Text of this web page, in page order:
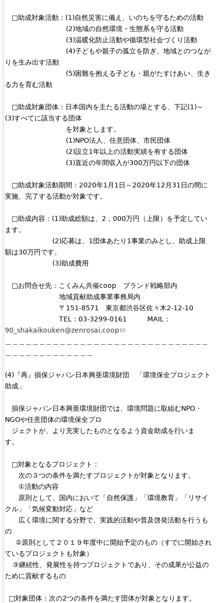
□助成対象活動：(1)自然災害に備え、いのちを守るための活動
(2)地域の自然環境・生態系を守る活動
(3)温暖化防止活動や循環型社会づくり活動
(4)子どもや親子の孤立を防ぎ、地域とのつなが
りを生み出す活動
(5)困難を抱える子ども・親がたすけあい、生き
る力を育む活動
□助成対象団体：日本国内を主たる活動の場とする、下記(1)～
(3)すべてに該当する団体
を対象とします。
(1)NPO法人、任意団体、市民団体
(2)設立1年以上の活動実績を有する団体
(3)直近の年間収入が300万円以下の団体
□助成対象活動期間：2020年1月1日～2020年12月31日の間に
実施、完了する活動が対象です。
□助成内容：(1)助成総額は、2，000万円（上限）を予定してい
ます。
(2)応募は、1団体あたり1事業のみとし、助成上限
額は30万円です。
(3)助成費用
□お問合せ先：こくみん共催coop ブランド戦略部内
地域貢献助成事業事務局内
〒151-8571 東京都渋谷区佐々木2-12-10
TEL：03-3299-0161 MAIL：
90_shakaikouken@zenrosai.coop(
k
n
s
a
l
(4)『再』損保ジャパン日本興亜環境財団 「環境保全プロジェクト
助成」
損保ジャパン日本興亜環境財団では、環境問題に取組むNPO・
NGOや任意団体の環境保全プロ
ジェクトが、より充実したものとなるよう資金助成を行いま
す。
□対象となるプロジェクト：
次の３つの条件を満たすプロジェクトが対象となります。
①活動の内容
原則として、国内において「自然保護」「環境教育」「リサイ
クル」「気候変動対応」など
広く環境に関する分野で、実践的活動や普及啓発活動を行うも
の
②原則として２０１９年度中に開始予定のもの（すでに開始され
ているプロジェクトも対象）
③継続性、発展性を持つプロジェクトであり、その成果が公益の
ために貢献するもの
□対象団体：次の2つの条件を満たす団体が対象となります。